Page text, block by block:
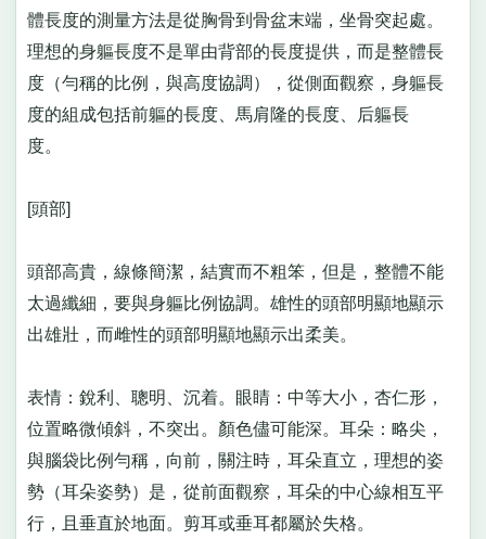
體長度的測量方法是從胸骨到骨盆末端，坐骨突起處。
理想的身軀長度不是單由背部的長度提供，而是整體長
度（勻稱的比例，與高度協調），從側面觀察，身軀長
度的組成包括前軀的長度、馬肩隆的長度、后軀長
度。
[頭部]
頭部高貴，線條簡潔，結實而不粗笨，但是，整體不能
太過纖細，要與身軀比例協調。雄性的頭部明顯地顯示
出雄壯，而雌性的頭部明顯地顯示出柔美。
表情：銳利、聰明、沉着。眼睛：中等大小，杏仁形，
位置略微傾斜，不突出。顏色儘可能深。耳朵：略尖，
與腦袋比例勻稱，向前，關注時，耳朵直立，理想的姿
勢（耳朵姿勢）是，從前面觀察，耳朵的中心線相互平
行，且垂直於地面。剪耳或垂耳都屬於失格。